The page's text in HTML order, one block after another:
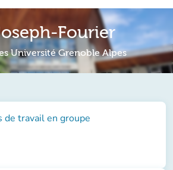
Fourier
Université Grenoble Alpes
de travail en groupe